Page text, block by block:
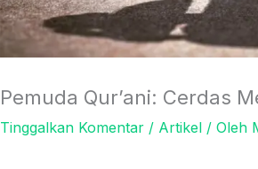
Pemuda Qur’ani: Cerdas
Tinggalkan Komentar / Artikel/ Oleh